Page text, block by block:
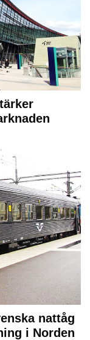
nattåg
i Norden